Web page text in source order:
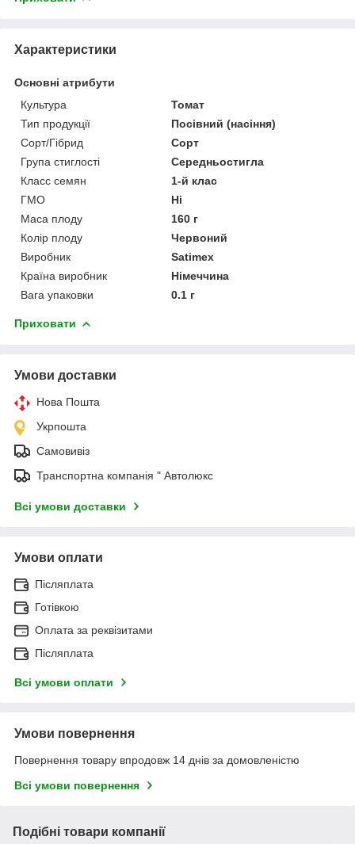
Характеристики
Основні атрибути
Культура
Томат
Тип продукції
Посівний (насіння)
Сорт/Гібрид
Сорт
Група стиглості
Середньостигла
Класс семян
1-й клас
ГМО
Ні
Маса плоду
160 г
Колір плоду
Червоний
Виробник
Satimex
Країна виробник
Німеччина
Вага упаковки
0.1 г
Приховати
Умови доставки
Нова Пошта
Укрпошта
Самовивіз
Транспортна компанія " Автолюкс
Всі умови доставки
Умови оплати
Післяплата
Готівкою
Оплата за реквізитами
Післяплата
Всі умови оплати
Умови повернення
Повернення товару впродовж 14 днів за домовленістю
Всі умови повернення
Подібні товари компанії